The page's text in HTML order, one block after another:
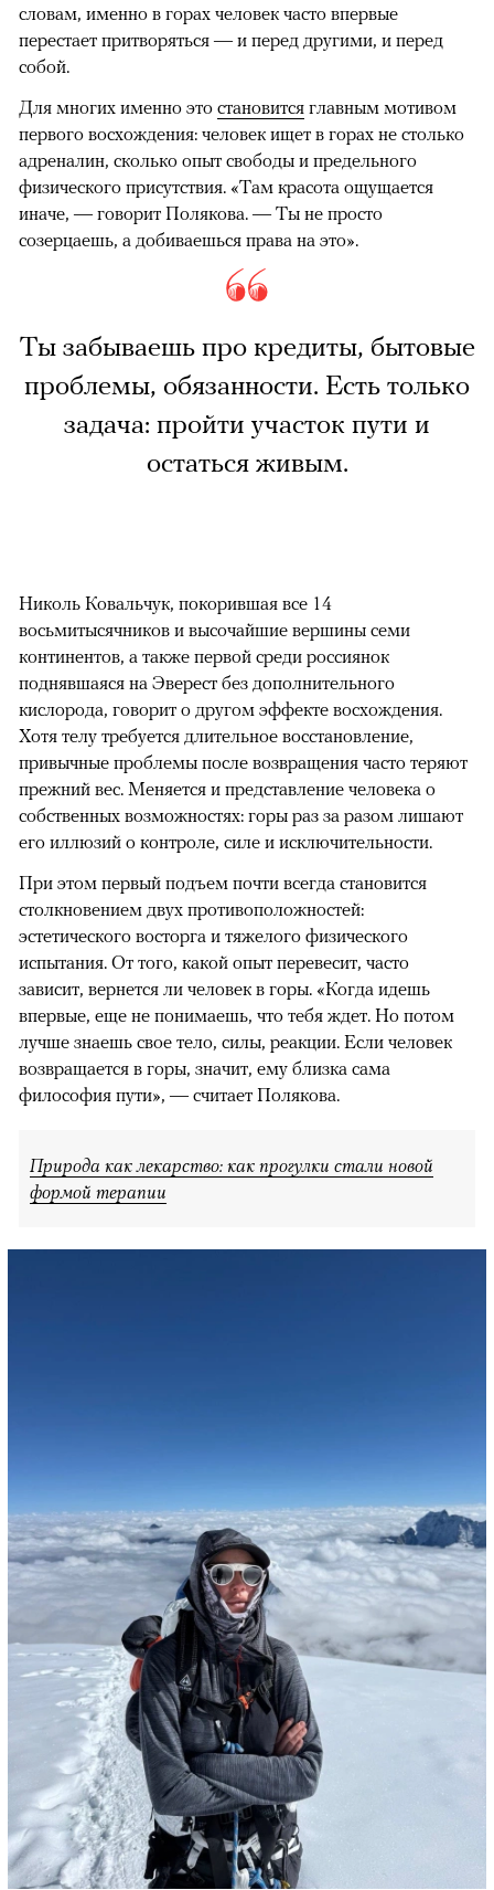
словам, именно в горах человек часто впервые
перестает притворяться — и перед другими, и перед
собой.
Для многих именно это становится главным мотивом
первого восхождения: человек ищет в горах не столько
адреналин, сколько опыт свободы и предельного
физического присутствия. «Там красота ощущается
иначе, — говорит Полякова. — Ты не просто
созерцаешь, а добиваешься права на это».
Ты забываешь про кредиты, бытовые
проблемы, обязанности. Есть только
задача: пройти участок пути и
остаться живым.
Николь Ковальчук, покорившая все 14
восьмитысячников и высочайшие вершины семи
континентов, а также первой среди россиянок
поднявшаяся на Эверест без дополнительного
кислорода, говорит о другом эффекте восхождения.
Хотя телу требуется длительное восстановление,
привычные проблемы после возвращения часто теряют
прежний вес. Меняется и представление человека о
собственных возможностях: горы раз за разом лишают
его иллюзий о контроле, силе и исключительности.
При этом первый подъем почти всегда становится
столкновением двух противоположностей:
эстетического восторга и тяжелого физического
испытания. От того, какой опыт перевесит, часто
зависит, вернется ли человек в горы. «Когда идешь
впервые, еще не понимаешь, что тебя ждет. Но потом
лучше знаешь свое тело, силы, реакции. Если человек
возвращается в горы, значит, ему близка сама
философия пути», — считает Полякова.
Природа как лекарство: как прогулки стали новой
формой терапии